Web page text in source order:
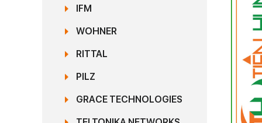
IFM
WOHNER
RITTAL
PILZ
GRACE TECHNOLOGIES